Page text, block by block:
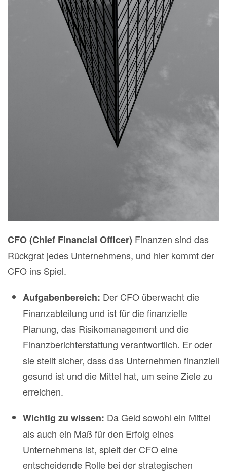
CFO (Chief Financial Officer) Finanzen sind das
Rückgrat jedes Unternehmens, und hier kommt der
CFO ins Spiel.
Aufgabenbereich: Der CFO überwacht die
Finanzabteilung und ist für die finanzielle
Planung, das Risikomanagement und die
Finanzberichterstattung verantwortlich. Er oder
sie stellt sicher, dass das Unternehmen finanziell
gesund ist und die Mittel hat, um seine Ziele zu
erreichen.
Wichtig zu wissen: Da Geld sowohl ein Mittel
als auch ein Maß für den Erfolg eines
Unternehmens ist, spielt der CFO eine
entscheidende Rolle bei der strategischen